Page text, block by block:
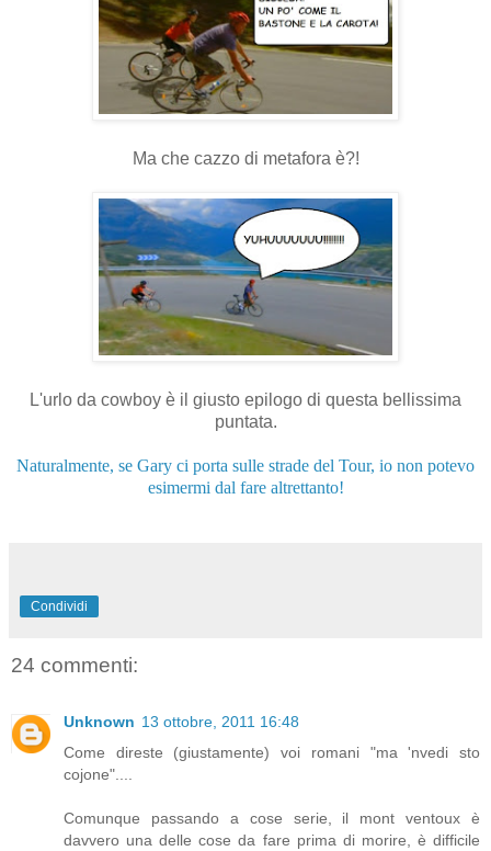
Ma che cazzo di metafora è?!
L'urlo da cowboy è il giusto epilogo di questa bellissima
puntata.
Naturalmente, se Gary ci porta sulle strade del Tour, io non potevo
esimermi dal fare altrettanto!
Condividi
24 commenti:
Unknown 13 ottobre, 2011 16:48
Come direste (giustamente) voi romani "ma 'nvedi sto
cojone"....
Comunque passando a cose serie, il mont ventoux è
davvero una delle cose da fare prima di morire, è difficile